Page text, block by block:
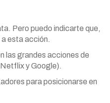
Pero puedo indicarte que,
esta acción.
las grandes acciones de
y Google).
para posicionarse en